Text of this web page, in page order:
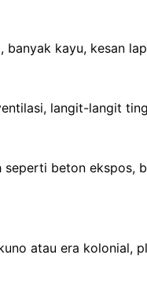
banyak kayu, kesan
langit-langit
seperti beton ekspos,
atau era kolonial,